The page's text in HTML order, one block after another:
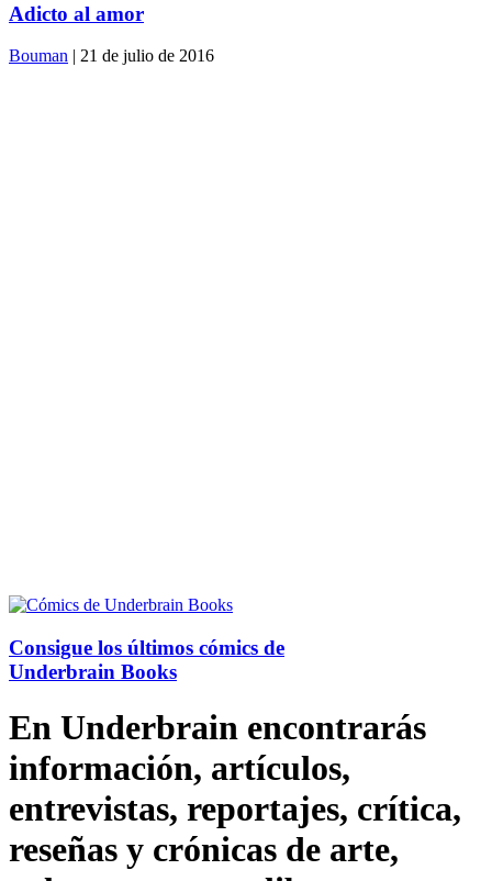
Adicto al amor
Bouman | 21 de julio de 2016
Consigue los últimos cómics de
Underbrain Books
En Underbrain encontrarás
información, artículos,
entrevistas, reportajes, crítica,
reseñas y crónicas de arte,